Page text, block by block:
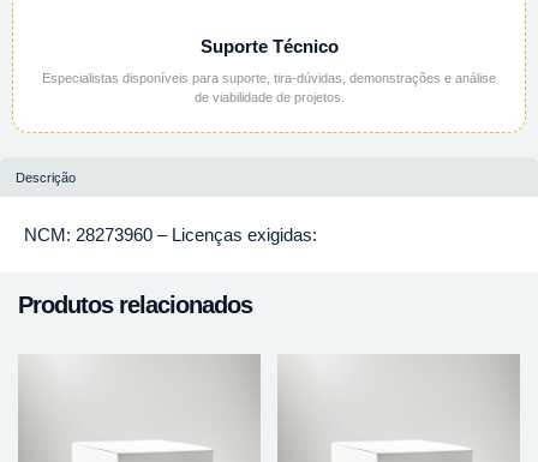
Suporte Técnico
Especialistas disponíveis para suporte, tira-dúvidas, demonstrações e análise
de viabilidade de projetos.
Descrição
NCM: 28273960 – Licenças exigidas:
Produtos relacionados